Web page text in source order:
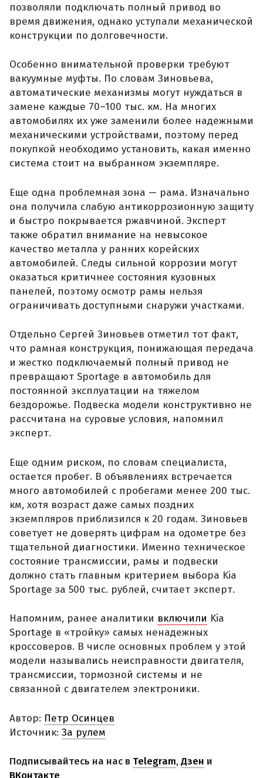
позволяли подключать полный привод во
время движения, однако уступали механической
конструкции по долговечности.
Особенно внимательной проверки требуют
вакуумные муфты. По словам Зиновьева,
автоматические механизмы могут нуждаться в
замене каждые 70–100 тыс. км. На многих
автомобилях их уже заменили более надежными
механическими устройствами, поэтому перед
покупкой необходимо установить, какая именно
система стоит на выбранном экземпляре.
Еще одна проблемная зона — рама. Изначально
она получила слабую антикоррозионную защиту
и быстро покрывается ржавчиной. Эксперт
также обратил внимание на невысокое
качество металла у ранних корейских
автомобилей. Следы сильной коррозии могут
оказаться критичнее состояния кузовных
панелей, поэтому осмотр рамы нельзя
ограничивать доступными снаружи участками.
Отдельно Сергей Зиновьев отметил тот факт,
что рамная конструкция, понижающая передача
и жестко подключаемый полный привод не
превращают Sportage в автомобиль для
постоянной эксплуатации на тяжелом
бездорожье. Подвеска модели конструктивно не
рассчитана на суровые условия, напомнил
эксперт.
Еще одним риском, по словам специалиста,
остается пробег. В объявлениях встречается
много автомобилей с пробегами менее 200 тыс.
км, хотя возраст даже самых поздних
экземпляров приблизился к 20 годам. Зиновьев
советует не доверять цифрам на одометре без
тщательной диагностики. Именно техническое
состояние трансмиссии, рамы и подвески
должно стать главным критерием выбора Kia
Sportage за 500 тыс. рублей, считает эксперт.
Напомним, ранее аналитики включили Kia
Sportage в «тройку» самых ненадежных
кроссоверов. В числе основных проблем у этой
модели назывались неисправности двигателя,
трансмиссии, тормозной системы и не
связанной с двигателем электроники.
Автор: Петр Осинцев
Источник: За рулем
Подписывайтесь на нас в Telegram,Дзен и
ВКонтакте